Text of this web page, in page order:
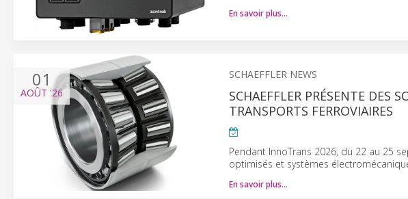
En savoir plus…
01
AOÛT '26
SCHAEFFLER NEWS
SCHAEFFLER PRÉSENTE DES
TRANSPORTS FERROVIAIRES
Pendant InnoTrans 2026, du 22 au 25
optimisés et systèmes
En savoir plus…